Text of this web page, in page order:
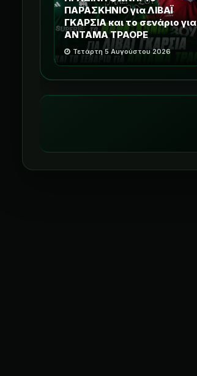
ΠΑΡΑΣΚΗΝΙΟ για ΛΙΒΑΪ
ΓΚΑΡΣΙΑ και το σενάριο για
ΑΝΤΑΜΑ ΤΡΑΟΡΕ
Τετάρτη 5 Αυγούστου 2026